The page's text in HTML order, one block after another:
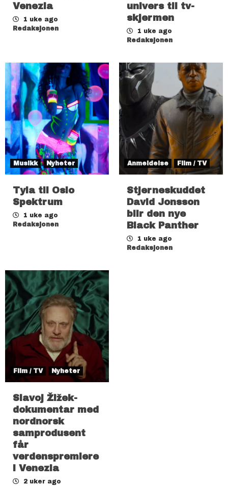
Venezia
1 uke ago
Redaksjonen
univers til tv-
skjermen
1 uke ago
Redaksjonen
Musikk Nyheter
Tyla til Oslo
Spektrum
1 uke ago
Redaksjonen
Anmeldelse Film / TV
Stjerneskuddet
David Jonsson
blir den nye
Black Panther
1 uke ago
Redaksjonen
Film / TV Nyheter
Slavoj Žižek-
dokumentar med
nordnorsk
samprodusent
får
verdenspremiere
i Venezia
2 uker ago